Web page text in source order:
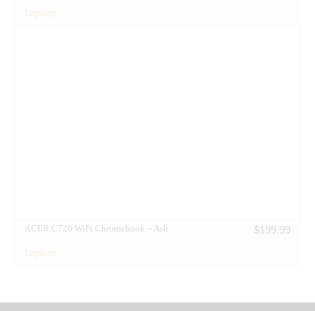
Laptops
ACER C720 WiFi Chromebook – Ash $199.99
Laptops